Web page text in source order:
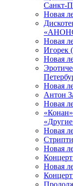
Санкт-
Новая
Новая
Игорек
Новая
Новая
Антон
Новая
Новая
Новая
Новая